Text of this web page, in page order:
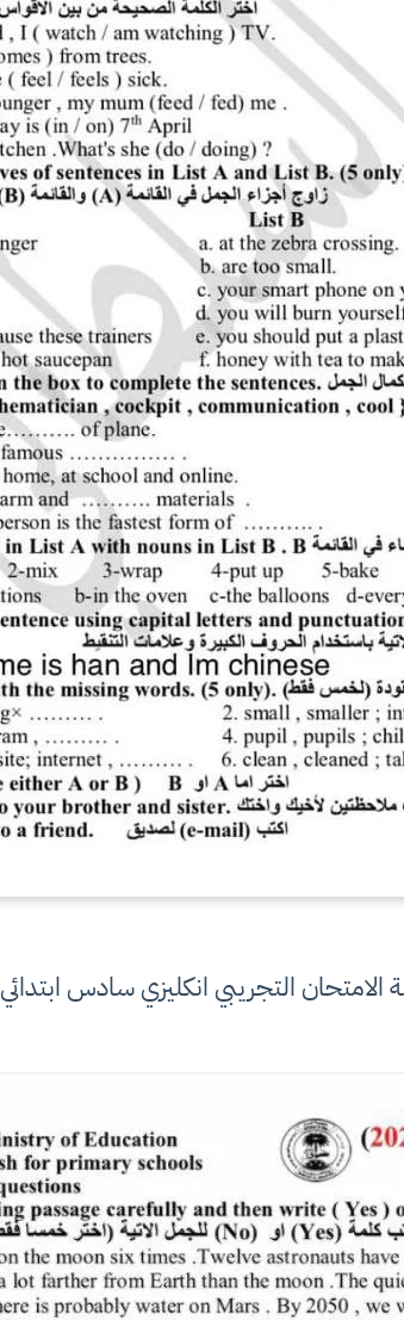
الامتحان التجريبي انكليزي سادس ابتدائي